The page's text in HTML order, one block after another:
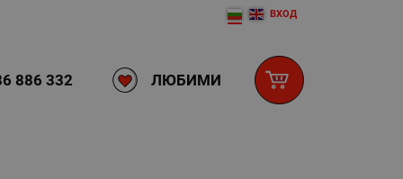
ВХОД
886 332 ЛЮБИМИ